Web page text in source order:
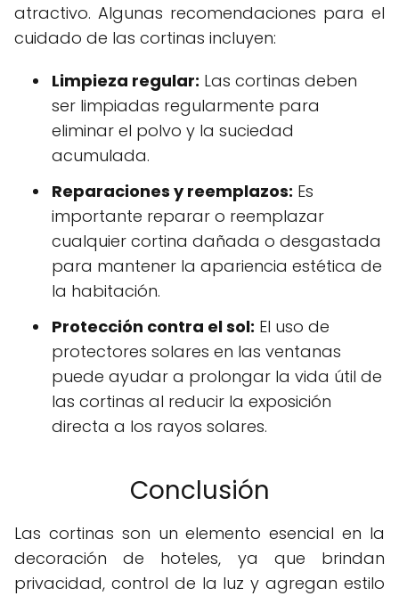
atractivo. Algunas recomendaciones para el
cuidado de las cortinas incluyen:
Limpieza regular: Las cortinas deben
ser limpiadas regularmente para
eliminar el polvo y la suciedad
acumulada.
Reparaciones y reemplazos: Es
importante reparar o reemplazar
cualquier cortina dañada o desgastada
para mantener la apariencia estética de
la habitación.
Protección contra el sol: El uso de
protectores solares en las ventanas
puede ayudar a prolongar la vida útil de
las cortinas al reducir la exposición
directa a los rayos solares.
Conclusión
Las cortinas son un elemento esencial en la
decoración de hoteles, ya que brindan
privacidad, control de la luz y agregan estilo